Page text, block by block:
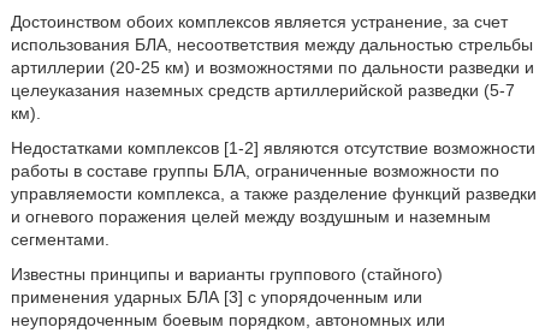
Достоинством обоих комплексов является устранение, за счет
использования БЛА, несоответствия между дальностью стрельбы
артиллерии (20-25 км) и возможностями по дальности разведки и
целеуказания наземных средств артиллерийской разведки (5-7
км).
Недостатками комплексов [1-2] являются отсутствие возможности
работы в составе группы БЛА, ограниченные возможности по
управляемости комплекса, а также разделение функций разведки
и огневого поражения целей между воздушным и наземным
сегментами.
Известны принципы и варианты группового (стайного)
применения ударных БЛА [3] с упорядоченным или
неупорядоченным боевым порядком, автономных или